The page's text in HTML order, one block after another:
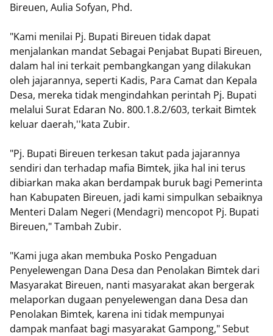
Bireuen, Aulia Sofyan, Phd.
"Kami menilai Pj. Bupati Bireuen tidak dapat
menjalankan mandat Sebagai Penjabat Bupati Bireuen,
dalam hal ini terkait pembangkangan yang dilakukan
oleh jajarannya, seperti Kadis, Para Camat dan Kepala
Desa, mereka tidak mengindahkan perintah Pj. Bupati
melalui Surat Edaran No. 800.1.8.2/603, terkait Bimtek
keluar daerah,''kata Zubir.
"Pj. Bupati Bireuen terkesan takut pada jajarannya
sendiri dan terhadap mafia Bimtek, jika hal ini terus
dibiarkan maka akan berdampak buruk bagi Pemerinta
han Kabupaten Bireuen, jadi kami simpulkan sebaiknya
Menteri Dalam Negeri (Mendagri) mencopot Pj. Bupati
Bireuen," Tambah Zubir.
"Kami juga akan membuka Posko Pengaduan
Penyelewengan Dana Desa dan Penolakan Bimtek dari
Masyarakat Bireuen, nanti masyarakat akan bergerak
melaporkan dugaan penyelewengan dana Desa dan
Penolakan Bimtek, karena ini tidak mempunyai
dampak manfaat bagi masyarakat Gampong," Sebut